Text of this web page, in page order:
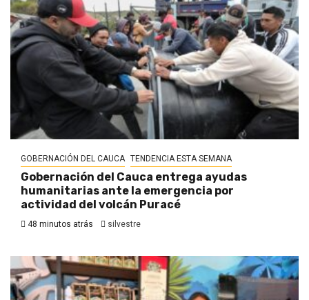
GOBERNACIÓN DEL CAUCA TENDENCIA ESTA SEMANA
Gobernación del Cauca entrega ayudas
humanitarias ante la emergencia por
actividad del volcán Puracé
48 minutos atrás silvestre